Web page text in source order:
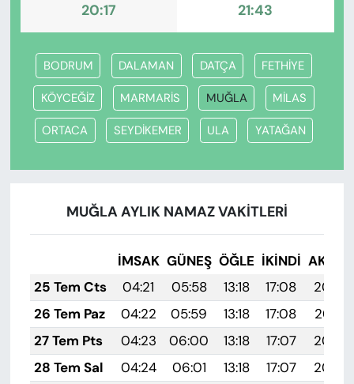
20:17 21:43
BODRUM DALAMAN DATÇA FETHİYE
KÖYCEĞİZ MARMARİS MUĞLA MİLAS
ORTACA SEYDİKEMER ULA YATAĞAN
MUĞLA AYLIK NAMAZ VAKITLERI
İMSAK GÜNEŞ ÖĞLE İKINDI
25 Tem Cts
04:21 05:58 13:18 17:08
20:28
26 Tem Paz
04:22 05:59 13:18 17:08
20:27
27 Tem Pts
04:23 06:00 13:18 17:07
20:26
28 Tem Sal
04:24 06:01 13:18 17:07
20:25